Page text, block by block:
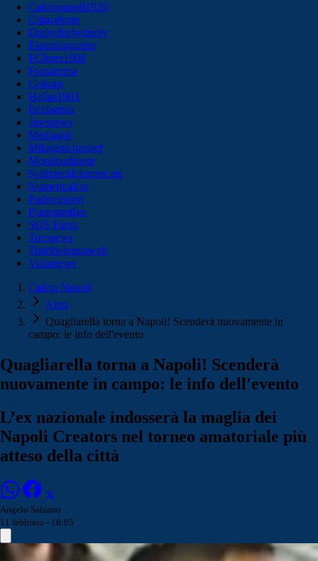
Calcionapoli1926
Cittaceleste
Derbyderbyderby
Fantamagazine
FCInter1908
Forzaroma
Golssip
Hellas1903
Ilmilanista
Juvenews
Mediagol
Milanistichannel
Mondoudinese
Notiziecalciomercato
Numericalcio
Padovasport
Pianetamilan
SOS Fanta
Toronews
Tuttobolognaweb
Violanews
Calcio Napoli
Altro
Quagliarella torna a Napoli! Scenderà nuovamente in
campo: le info dell'evento
Quagliarella torna a Napoli! Scenderà
nuovamente in campo: le info dell'evento
L’ex nazionale indosserà la maglia dei
Napoli Creators nel torneo amatoriale più
atteso della città
Angelo Salzano
11 febbraio - 18:05